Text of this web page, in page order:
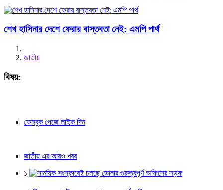
শেখ হাসিনার দেশে ফেরার বাস্তবতা নেই: এমপি পার্থ
জাতীয়
বিষয়:
ফেসবুক পেজে লাইক দিন
জাতীয় এর আরও খবর
১